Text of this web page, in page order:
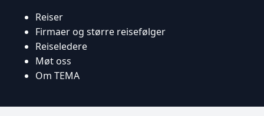
Reiser
Firmaer og større reisefølger
Reiseledere
Møt oss
Om TEMA